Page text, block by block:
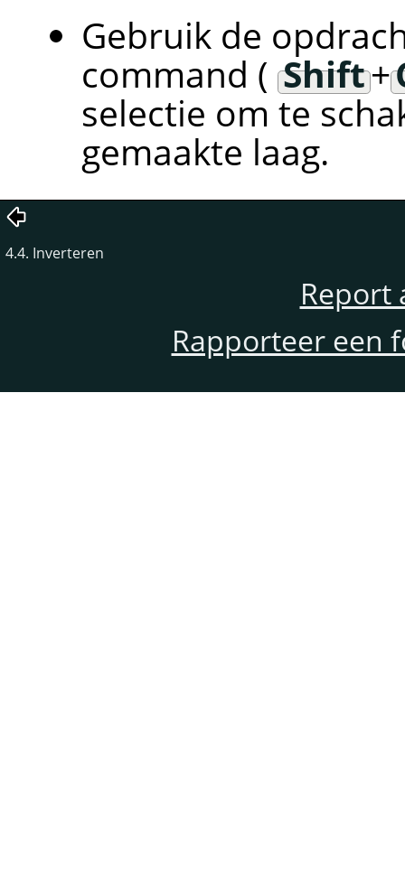
Gebruik de
command ( Shift+
selectie om te
gemaakte laag.
4.4. Inverteren
Report
Rapporteer een